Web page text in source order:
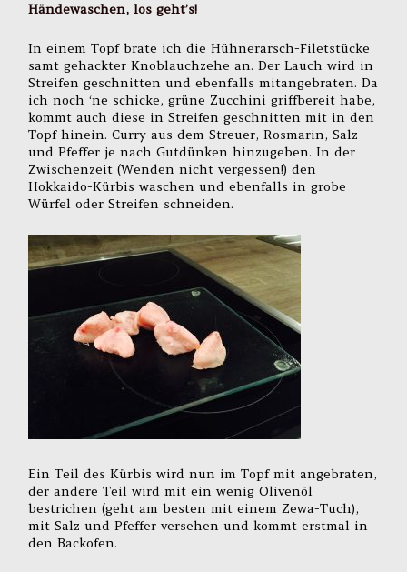
Händewaschen, los geht’s!
In einem Topf brate ich die Hühnerarsch-Filetstücke
samt gehackter Knoblauchzehe an. Der Lauch wird in
Streifen geschnitten und ebenfalls mitangebraten. Da
ich noch ‘ne schicke, grüne Zucchini griffbereit habe,
kommt auch diese in Streifen geschnitten mit in den
Topf hinein. Curry aus dem Streuer, Rosmarin, Salz
und Pfeffer je nach Gutdünken hinzugeben. In der
Zwischenzeit (Wenden nicht vergessen!) den
Hokkaido-Kürbis waschen und ebenfalls in grobe
Würfel oder Streifen schneiden.
Ein Teil des Kürbis wird nun im Topf mit angebraten,
der andere Teil wird mit ein wenig Olivenöl
bestrichen (geht am besten mit einem Zewa-Tuch),
mit Salz und Pfeffer versehen und kommt erstmal in
den Backofen.